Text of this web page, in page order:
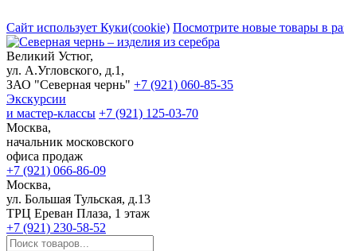
Сайт использует Куки(cookie) Посмотрите новые товары в
Великий Устюг,
ул. А.Угловского, д.1,
ЗАО "Северная чернь" +7 (921) 060-85-35
Экскурсии
и мастер-классы +7 (921) 125-03-70
Москва,
начальник московского
офиса продаж
+7 (921) 066-86-09
Москва,
ул. Большая Тульская, д.13
ТРЦ Ереван Плаза, 1 этаж
+7 (921) 230-58-52